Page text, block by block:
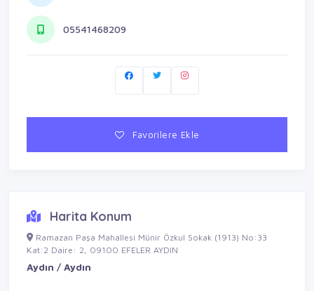
05541468209
Favorilere Ekle
Harita Konum
Ramazan Paşa Mahallesi Münir Özkul Sokak (1913) No:33
Kat:2 Daire: 2, 09100 EFELER AYDIN
Aydın / Aydın